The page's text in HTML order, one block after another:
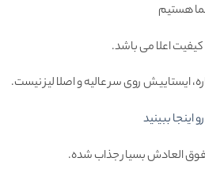
هستیم
کیفیت اعلا می باشد.
ایستاییش روی سر عالیه و اصلا لیز نیست.
ببینید
العادش بسیار جذاب شده.